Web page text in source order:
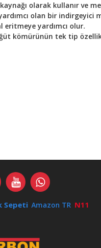
olarak kullanır ve
olan bir indirgeyici
eritmeye yardımcı olur.
kömürünün tek tip
Sepeti Amazon TR N11